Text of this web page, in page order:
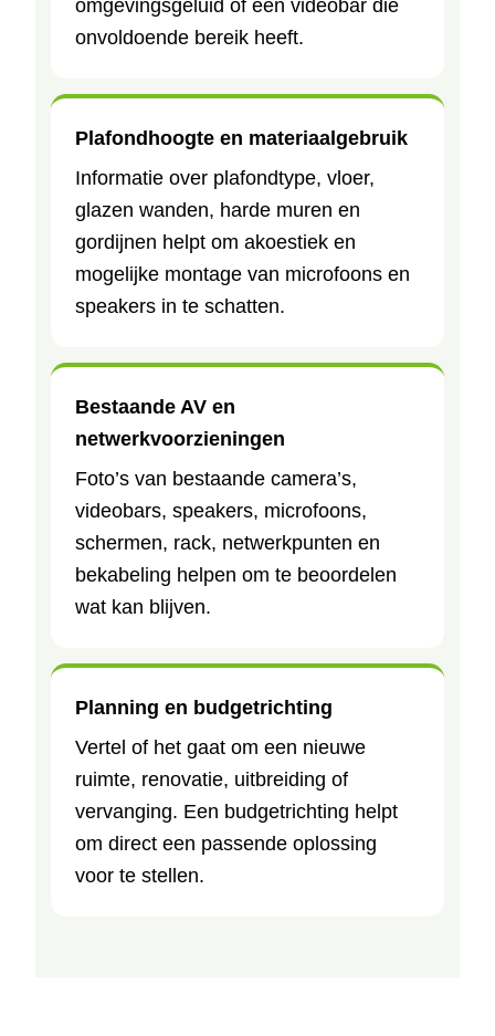
omgevingsgeluid of een videobar die
onvoldoende bereik heeft.
Plafondhoogte en materiaalgebruik
Informatie over plafondtype, vloer,
glazen wanden, harde muren en
gordijnen helpt om akoestiek en
mogelijke montage van microfoons en
speakers in te schatten.
Bestaande AV en
netwerkvoorzieningen
Foto’s van bestaande camera’s,
videobars, speakers, microfoons,
schermen, rack, netwerkpunten en
bekabeling helpen om te beoordelen
wat kan blijven.
Planning en budgetrichting
Vertel of het gaat om een nieuwe
ruimte, renovatie, uitbreiding of
vervanging. Een budgetrichting helpt
om direct een passende oplossing
voor te stellen.